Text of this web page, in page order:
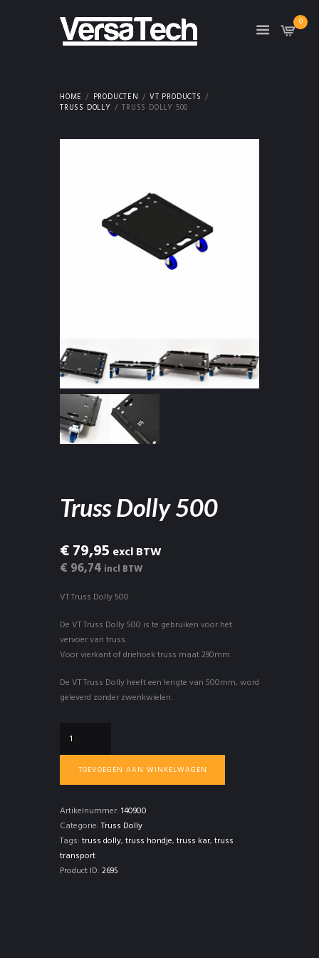
0
HOME PRODUCTEN
VT PRODUCTS
TRUSS DOLLY
TRUSS DOLLY 500
Truss Dolly 500
€ 79,95 excl BTW
€ 96,74 incl BTW
VT Truss Dolly 500
De VT Truss Dolly 500 is te gebruiken voor het
vervoer van truss.
Voor vierkant of driehoek truss maat 290mm.
De VT Truss Dolly heeft een lengte van 500mm, word
geleverd zonder zwenkwielen.
Dolly
500
aantalTOEVOEGEN AAN WINKELWAGEN
Artikelnummer: 140900
Categorie:Truss Dolly
Tags: truss dolly, truss hondje, truss kar, truss
transport
Product ID: 2695